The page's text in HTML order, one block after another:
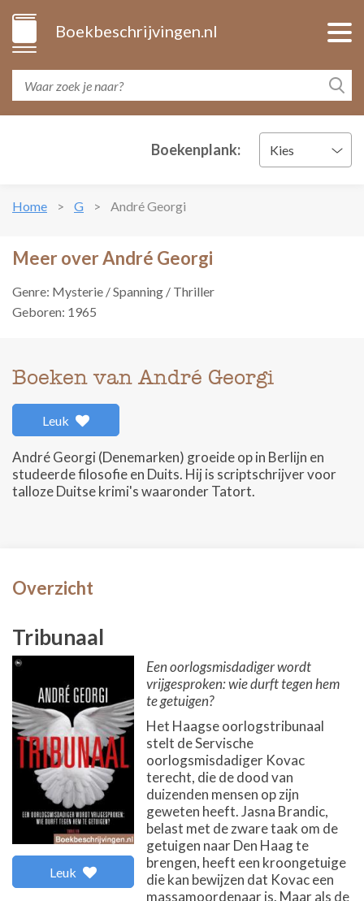
Boekbeschrijvingen.nl
Boekenplank: Kies
Home G André Georgi
Meer over André Georgi
Genre: Mysterie / Spanning / Thriller
Geboren: 1965
Boeken van André Georgi
Leuk
André Georgi (Denemarken) groeide op in Berlijn en
studeerde filosofie en Duits. Hij is scriptschrijver voor
talloze Duitse krimi's waaronder Tatort.
Overzicht
Tribunaal
Leuk
Een oorlogsmisdadiger wordt
vrijgesproken: wie durft tegen hem
te getuigen?
Het Haagse oorlogstribunaal
stelt de Servische
oorlogsmisdadiger Kovac
terecht, die de dood van
duizenden mensen op zijn
geweten heeft. Jasna Brandic,
belast met de zware taak om de
getuigen naar Den Haag te
brengen, heeft een kroongetuige
die kan bewijzen dat Kovac een
massamoordenaar is. Maar als de